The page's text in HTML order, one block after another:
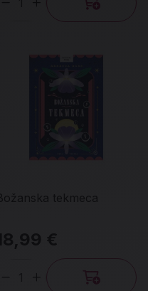
Količina
tekmeca
€